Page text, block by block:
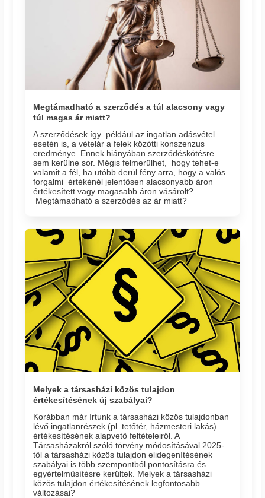
Megtámadható a szerződés a túl alacsony vagy
túl magas ár miatt?
A szerződések így például az ingatlan adásvétel
esetén is, a vételár a felek közötti konszenzus
eredménye. Ennek hiányában szerződéskötésre
sem kerülne sor. Mégis felmerülhet, hogy tehet-e
valamit a fél, ha utóbb derül fény arra, hogy a valós
forgalmi értékénél jelentősen alacsonyabb áron
értékesített vagy magasabb áron vásárolt?
Megtámadható a szerződés az ár miatt?
Melyek a társasházi közös tulajdon
értékesítésének új szabályai?
Korábban már írtunk a társasházi közös tulajdonban
lévő ingatlanrészek (pl. tetőtér, házmesteri lakás)
értékesítésének alapvető feltételeiről. A
Társasházakról szóló törvény módosításával 2025-
től a társasházi közös tulajdon elidegenítésének
szabályai is több szempontból pontosításra és
egyértelműsítésre kerültek. Melyek a társasházi
közös tulajdon értékesítésének legfontosabb
változásai?